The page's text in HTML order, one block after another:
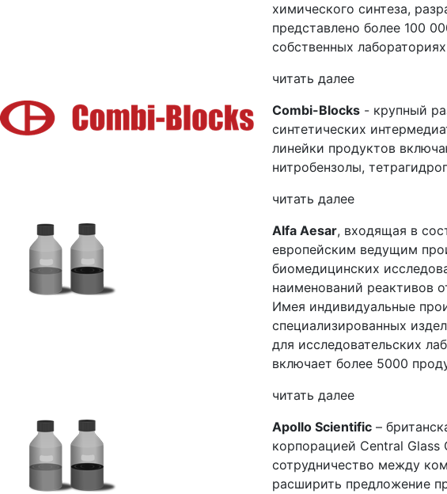
химического синтеза,
представлено более 100
собственных
читать далее
Combi-Blocks- крупный
синтетических
линейки продуктов
нитробензолы,
читать далее
Alfa Aesar, входящая в
европейским ведущим
биомедицинских
наименований реактивов
Имея индивидуальные
специализированных
для исследовательских
включает более 5000
читать далее
Apollo Scientific–
корпорацией Central
сотрудничество между
расширить предложение